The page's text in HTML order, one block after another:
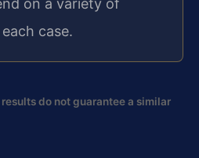
on a variety of
case.
do not guarantee a similar